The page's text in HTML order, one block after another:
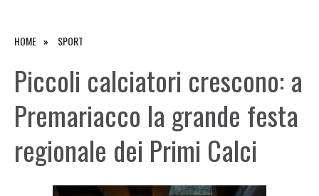
HOME SPORT
Piccoli calciatori crescono: a
Premariacco la grande festa
regionale dei Primi Calci